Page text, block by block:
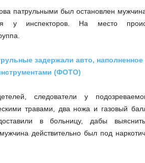
патрульными был остановлен
у инспекторов. На место
задержали авто,
(ФОТО)
следователи у
травами, два ножа и газовый
в больницу, дабы выяснить
действительно был под